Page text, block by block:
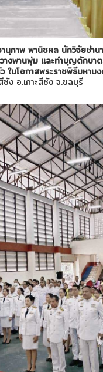
านุภาพ พานิชผล นักวิจัยชำ
างพานพุ่ม และทำบุญตักบาต
ว ในโอกาสพระราชพิธีมห
ง อ.เกาะสีชัง จ.ชลบุรี